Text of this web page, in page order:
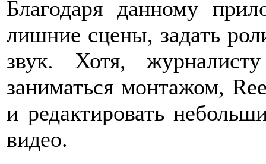
Благодаря данному
лишние сцены, задать
звук. Хотя,
заниматься монтажом,
и редактировать
видео.